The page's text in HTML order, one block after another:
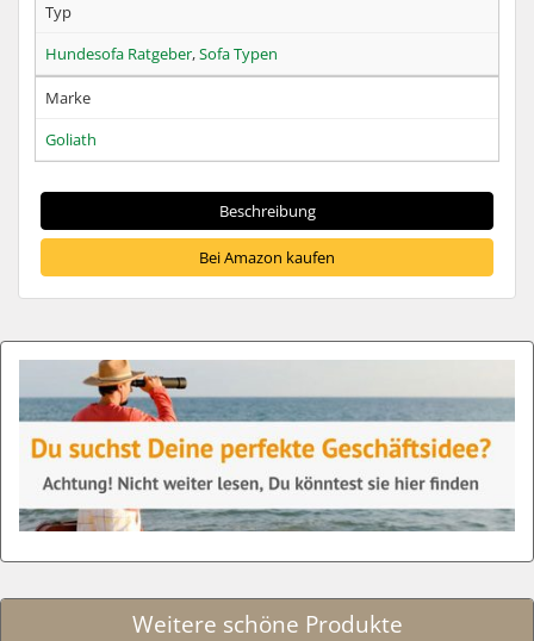
Typ
Hundesofa Ratgeber,Sofa Typen
Marke
Goliath
Beschreibung
Bei Amazon kaufen
Weitere schöne Produkte